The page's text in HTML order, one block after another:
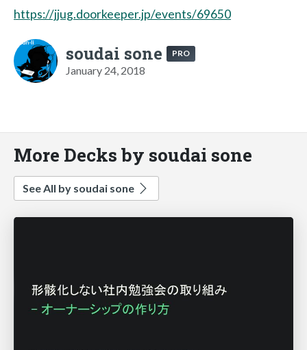
https://jjug.doorkeeper.jp/events/69650
soudai sone PRO
January 24, 2018
More Decks by soudai sone
See All by soudai sone